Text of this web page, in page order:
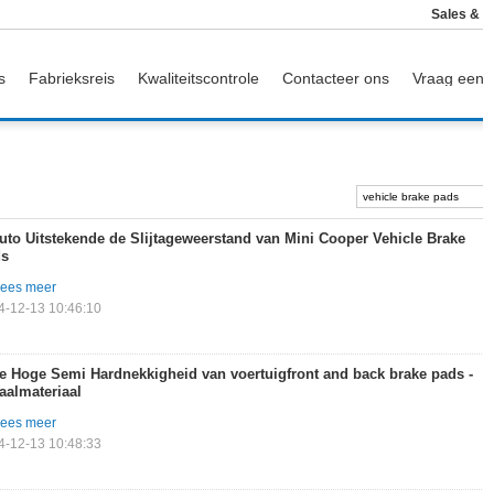
Sales &
Fabrieksreis Kwaliteitscontrole Contacteer ons Vraag
Uitstekende de Slijtageweerstand van Mini Cooper Vehicle Brake
meer
12-13 10:46:10
Hoge Semi Hardnekkigheid van voertuigfront and back brake pads -
meer
12-13 10:48:33